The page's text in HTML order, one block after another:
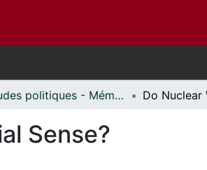
Études politiques - Mémoires // Political Studies - Research Papers
Sense?